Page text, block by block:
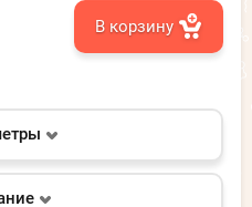
В корзину